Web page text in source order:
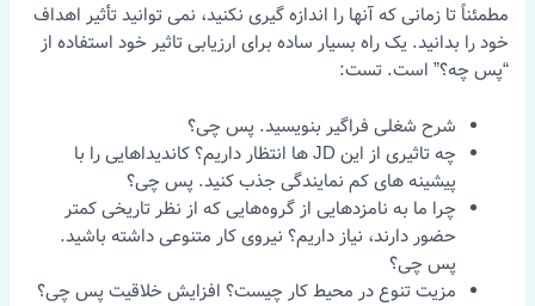
مطمئناً تا زمانی که آنها را اندازه گیری نکنید، نمی توانید تأثیر اهداف
خود را بدانید. یک راه بسیار ساده برای ارزیابی تاثیر خود استفاده از
“پس چه؟” است. تست:
شرح شغلی فراگیر بنویسید. پس چی؟
چه تاثیری از این JD ها انتظار داریم؟ کاندیداهایی را با
پیشینه های کم نمایندگی جذب کنید. پس چی؟
چرا ما به نامزدهایی از گروه‌هایی که از نظر تاریخی کمتر
حضور دارند، نیاز داریم؟ نیروی کار متنوعی داشته باشید.
پس چی؟
مزیت تنوع در محیط کار چیست؟ افزایش خلاقیت پس چی؟